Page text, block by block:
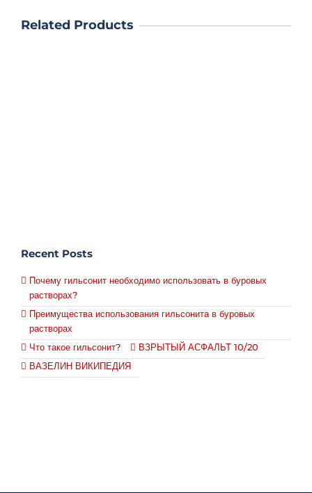
Related Products
Recent Posts
Почему гильсонит необходимо использовать в буровых
растворах?
Преимущества использования гильсонита в буровых
растворах
Что такое гильсонит?
ВЗРЫТЫЙ АСФАЛЬТ 10/20
ВАЗЕЛИН ВИКИПЕДИЯ